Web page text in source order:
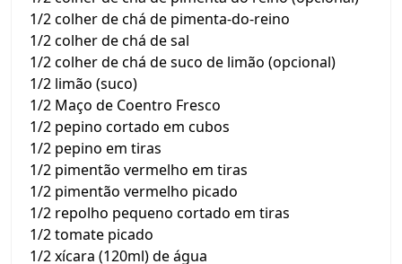
1/2 colher de chá de pimenta-do-reino
1/2 colher de chá de sal
1/2 colher de chá de suco de limão (opcional)
1/2 limão (suco)
1/2 Maço de Coentro Fresco
1/2 pepino cortado em cubos
1/2 pepino em tiras
1/2 pimentão vermelho em tiras
1/2 pimentão vermelho picado
1/2 repolho pequeno cortado em tiras
1/2 tomate picado
1/2 xícara (120ml) de água